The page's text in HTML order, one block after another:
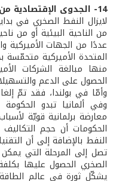
14- الجدوى الإقتصادية من إنتاج النفط الصخري
لايزال النفط الصخري في
من الناحية البيئية أو من
عددًا من الجهات الأميركية
المتحدة الأميركية
منها مبالغة الشركات
الحصول على الدعم
وأمّا في بولندا، فقد تمّ
وفي ألمانيا تبدو
معارضة برلمانية قويّة
الحكومات أن حجم
النفط بالإضافة إلى أن
تصل إلى المرحلة التي
الصخري الحصول عليها
يشكّل ثورة في عالم